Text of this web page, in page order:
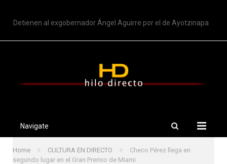
Detienen al exgobernador Ángel Aguirre por el de Ayotzinapa
Navigate
Home » CULTURA EN DIRECTO »
Checo Pérez llega en
segundo lugar en el Gran Premio de Miami